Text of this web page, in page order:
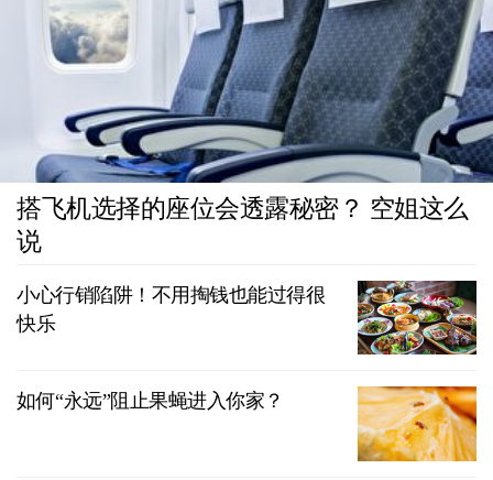
搭飞机选择的座位会透露秘密？ 空姐这么
说
小心行销陷阱！不用掏钱也能过得很
快乐
如何“永远”阻止果蝇进入你家？